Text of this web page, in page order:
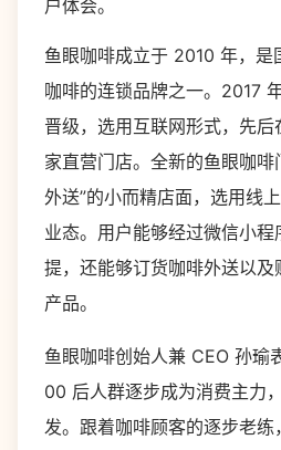
户体会。
鱼眼咖啡成立于 2010 年，是
咖啡的连锁品牌之一。2017
晋级，选用互联网形式，先
家直营门店。全新的鱼眼咖啡
外送”的小而精店面，选用线
业态。用户能够经过微信小程
提，还能够订货咖啡外送以
产品。
鱼眼咖啡创始人兼 CEO 孙瑜
00 后人群逐步成为消费主力
发。跟着咖啡顾客的逐步老